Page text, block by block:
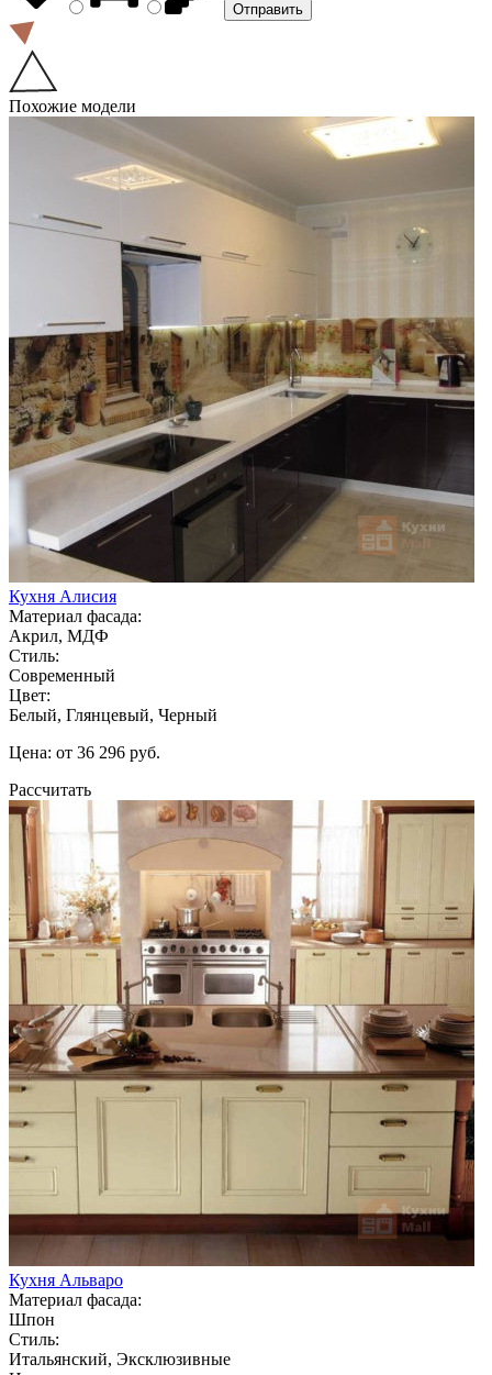
Похожие модели
Кухня Алисия
Материал фасада:
Акрил, МДФ
Стиль:
Современный
Цвет:
Белый, Глянцевый, Черный
Цена: от 36 296 руб.
Рассчитать
Кухня Альваро
Материал фасада:
Шпон
Стиль:
Итальянский, Эксклюзивные